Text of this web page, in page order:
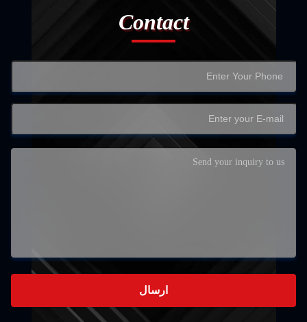
Contact
ارسال